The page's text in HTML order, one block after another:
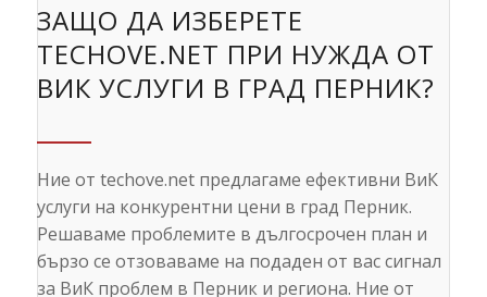
ЗАЩО ДА ИЗБЕРЕТЕ
TECHOVE.NET ПРИ НУЖДА ОТ
ВИК УСЛУГИ В ГРАД ПЕРНИК?
Ние от techove.net предлагаме ефективни ВиК
услуги на конкурентни цени в град Перник.
Решаваме проблемите в дългосрочен план и
бързо се отзоваваме на подаден от вас сигнал
за ВиК проблем в Перник и региона. Ние от